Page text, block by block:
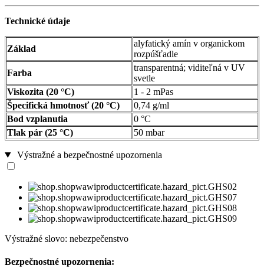
Technické údaje
Základ
alyfatický amín v organickom
rozpúšťadle
Farba
transparentná; viditeľná v UV
svetle
Viskozita (20 °C)
1 - 2 mPas
Špecifická hmotnosť (20 °C)
0,74 g/ml
Bod vzplanutia
0 °C
Tlak pár (25 °C)
50 mbar
Výstražné a bezpečnostné upozornenia
Výstražné slovo: nebezpečenstvo
Bezpečnostné upozornenia: